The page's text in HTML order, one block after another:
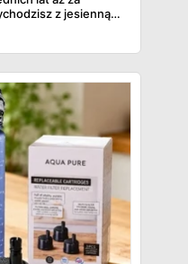
z jesienną
się wakacje.